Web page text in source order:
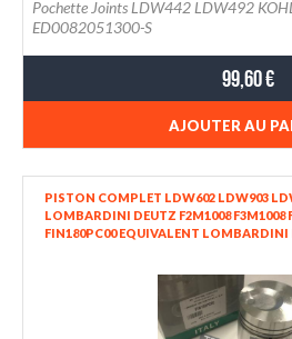
Pochette Joints LDW442 LDW492
ED0082051300-S
99,60 €
AJOUTER AU
PISTON COMPLET LDW602 LDW903
LOMBARDINI DEUTZ F2M1008 F3M1008
FIN180PC00 EQUIVALENT LOMBARDINI